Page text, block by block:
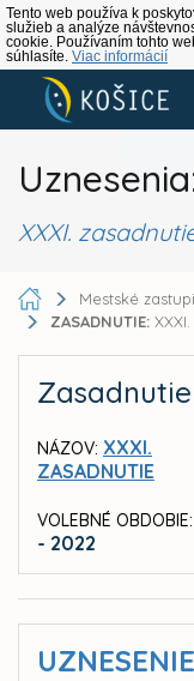
Tento web používa k
služieb a analýze
cookie. Používaním tohto
súhlasíte. Viac informácií
XXXI.
Mestské
ZASADNUTIE:
Zasadnutie
NÁZOV: XXXI.
ZASADNUTIE
VOLEBNÉ OBDOBIE:
- 2022